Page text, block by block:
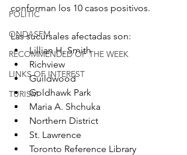
POLITIC
ONDASFM
RECOMMENDED OF THE WEEK
LINKS OF INTEREST
TURISM
conforman los 10 casos positivos.
Las sucursales afectadas son:
Lillian H. Smith
Richview
Guildwood
Goldhawk Park
Maria A. Shchuka
Northern District
St. Lawrence
Toronto Reference Library